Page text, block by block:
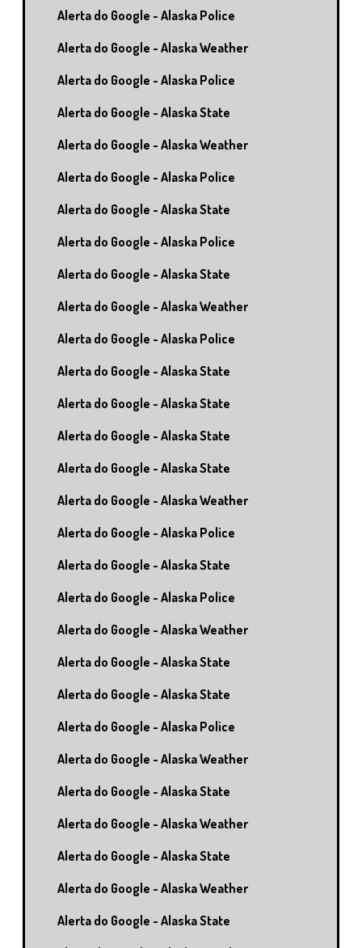
Alerta do Google - Alaska Police
Alerta do Google - Alaska Weather
Alerta do Google - Alaska Police
Alerta do Google - Alaska State
Alerta do Google - Alaska Weather
Alerta do Google - Alaska Police
Alerta do Google - Alaska State
Alerta do Google - Alaska Police
Alerta do Google - Alaska State
Alerta do Google - Alaska Weather
Alerta do Google - Alaska Police
Alerta do Google - Alaska State
Alerta do Google - Alaska State
Alerta do Google - Alaska State
Alerta do Google - Alaska State
Alerta do Google - Alaska Weather
Alerta do Google - Alaska Police
Alerta do Google - Alaska State
Alerta do Google - Alaska Police
Alerta do Google - Alaska Weather
Alerta do Google - Alaska State
Alerta do Google - Alaska State
Alerta do Google - Alaska Police
Alerta do Google - Alaska Weather
Alerta do Google - Alaska State
Alerta do Google - Alaska Weather
Alerta do Google - Alaska State
Alerta do Google - Alaska Weather
Alerta do Google - Alaska State